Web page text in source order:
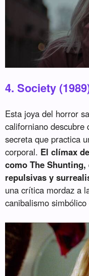
4. Society
Esta joya del horror
californiano
secreta que practica
corporal. El clímax
como The
repulsivas y
una crítica mordaz a
canibalismo simbólico